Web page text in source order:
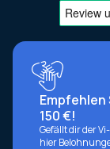
Empfehlen
150 €!
Gefällt dir der
hier